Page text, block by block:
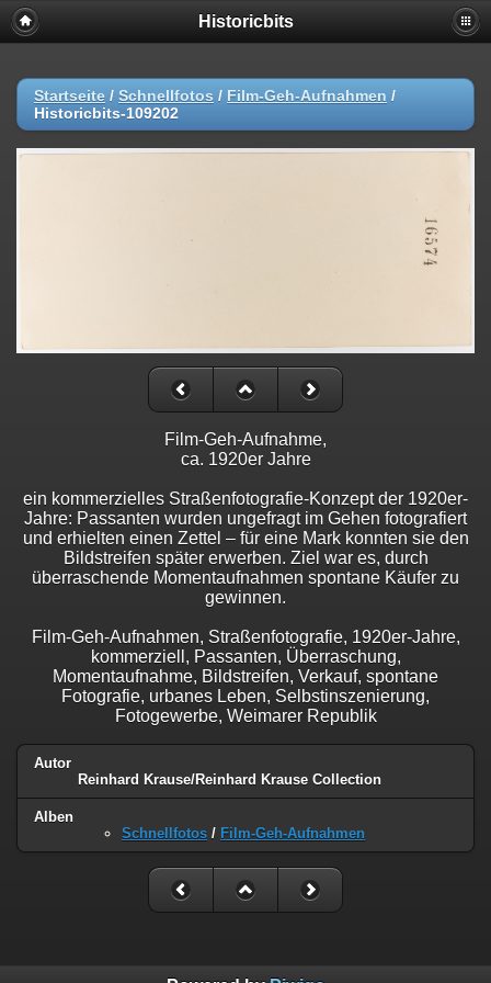
Historicbits
Startseite / Schnellfotos / Film-Geh-Aufnahmen /
Historicbits-109202
Film-Geh-Aufnahme,
ca. 1920er Jahre
ein kommerzielles Straßenfotografie-Konzept der 1920er-
Jahre: Passanten wurden ungefragt im Gehen fotografiert
und erhielten einen Zettel – für eine Mark konnten sie den
Bildstreifen später erwerben. Ziel war es, durch
überraschende Momentaufnahmen spontane Käufer zu
gewinnen.
Film-Geh-Aufnahmen, Straßenfotografie, 1920er-Jahre,
kommerziell, Passanten, Überraschung,
Momentaufnahme, Bildstreifen, Verkauf, spontane
Fotografie, urbanes Leben, Selbstinszenierung,
Fotogewerbe, Weimarer Republik
Autor
Reinhard Krause/Reinhard Krause Collection
Alben
Schnellfotos / Film-Geh-Aufnahmen